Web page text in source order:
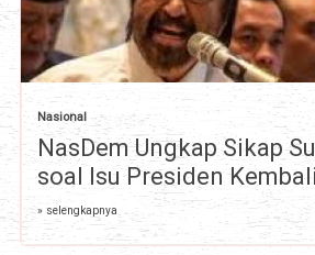
Nasional
NasDem Ungkap Sikap
soal Isu Presiden
» selengkapnya